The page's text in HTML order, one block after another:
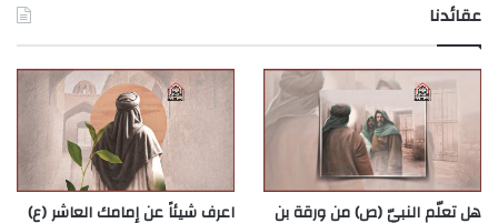
عقائدنا
هل تعلّم النبيّ (ص) من ورقة بن
اعرف شيئاً عن إمامك العاشر (ع)